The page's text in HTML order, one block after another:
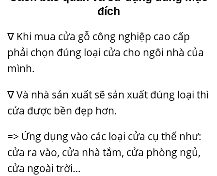
đích
∇ Khi mua cửa gỗ công nghiệp cao cấp
phải chọn đúng loại cửa cho ngôi nhà của
mình.
∇ Và nhà sản xuất sẽ sản xuất đúng loại thì
cửa được bền đẹp hơn.
=> Ứng dụng vào các loại cửa cụ thể như:
cửa ra vào, cửa nhà tắm, cửa phòng ngủ,
cửa ngoài trời…